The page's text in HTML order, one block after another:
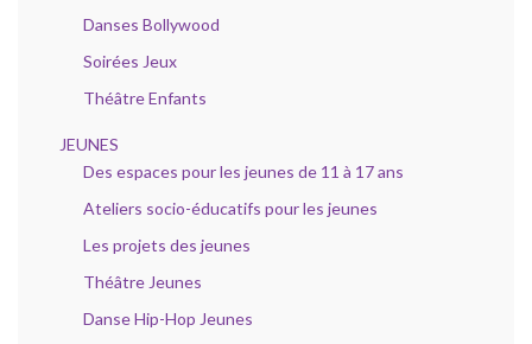
Danses Bollywood
Soirées Jeux
Théâtre Enfants
JEUNES
Des espaces pour les jeunes de 11 à 17 ans
Ateliers socio-éducatifs pour les jeunes
Les projets des jeunes
Théâtre Jeunes
Danse Hip-Hop Jeunes